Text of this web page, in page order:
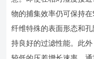
物的捕集效率仍可保持
纤维特殊的表面形态和
持良好的过滤性能。此